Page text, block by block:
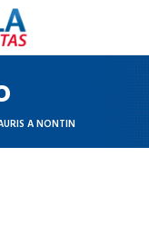
A NONTIN